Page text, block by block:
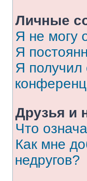
Личные
Я не могу
Я
Я получил
Друзья и
Что
Как мне
недругов?